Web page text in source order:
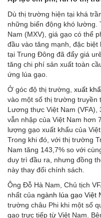
Dù thị trường hiện tại khá
những biến động khó lường.
Nam (MXV), giá gạo có thể
đầu vào tăng mạnh, đặc
tại Trung Đông đã đẩy giá
tăng chi phí sản xuất toàn
ứng lúa gạo.
Ở góc độ thị trường, xuất
vào một số thị trường truyền
Lương thực Việt Nam (VFA),
vẫn nhập của Việt Nam hơn
lượng gạo xuất khẩu của
Trong khi đó, với thị trường
Nam tăng 143,7% so với
duy trì đầu ra, nhưng đồng
này thay đổi chính sách.
Ông Đỗ Hà Nam, Chủ tịch
nhất của ngành lúa gạo Việt
trường châu Phi khi một số
gạo trực tiếp từ Việt Nam.